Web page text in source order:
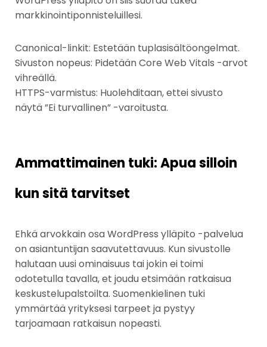
markkinointiponnisteluillesi.
Canonical-linkit: Estetään tuplasisältöongelmat.
Sivuston nopeus: Pidetään Core Web Vitals -arvot
vihreällä.
HTTPS-varmistus: Huolehditaan, ettei sivusto
näytä ”Ei turvallinen” -varoitusta.
Ammattimainen tuki: Apua silloin
kun sitä tarvitset
Ehkä arvokkain osa WordPress ylläpito -palvelua
on asiantuntijan saavutettavuus. Kun sivustolle
halutaan uusi ominaisuus tai jokin ei toimi
odotetulla tavalla, et joudu etsimään ratkaisua
keskustelupalstoilta. Suomenkielinen tuki
ymmärtää yrityksesi tarpeet ja pystyy
tarjoamaan ratkaisun nopeasti.